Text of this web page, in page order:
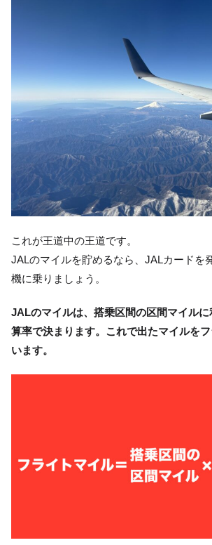
これが王道中の王道です。
JALのマイルを貯めるなら、JALカードを
機に乗りましょう。
JALのマイルは、搭乗区間の区間マイル
算率で決まります。これで出たマイルを
います。